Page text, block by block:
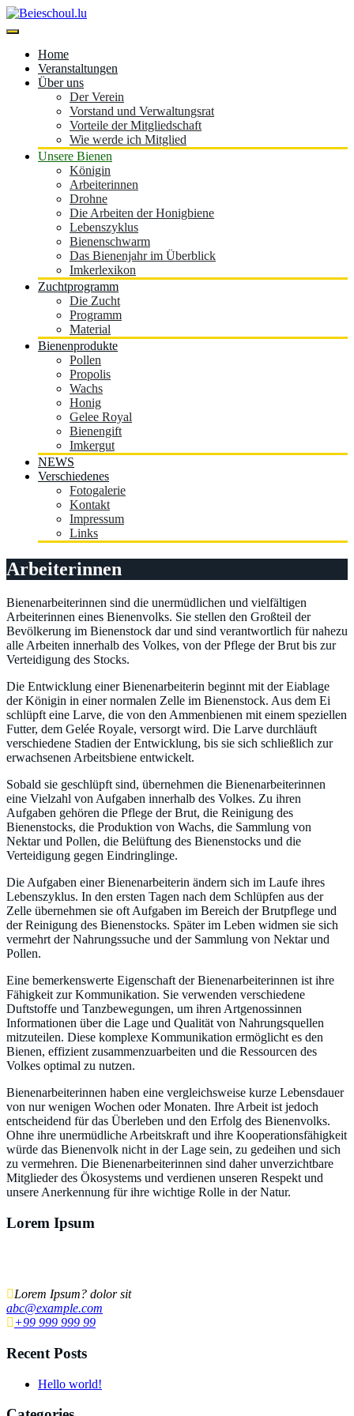
Skip
to
Beieschoul.lu
Home
Veranstaltungen
Über uns
Der Verein
Vorstand und Verwaltungsrat
Vorteile der Mitgliedschaft
Wie werde ich Mitglied
Unsere Bienen
Königin
Arbeiterinnen
Drohne
Die Arbeiten der Honigbiene
Lebenszyklus
Bienenschwarm
Das Bienenjahr im Überblick
Imkerlexikon
Zuchtprogramm
Die Zucht
Programm
Material
Bienenprodukte
Pollen
Propolis
Wachs
Honig
Gelee Royal
Bienengift
Imkergut
NEWS
Verschiedenes
Fotogalerie
Kontakt
Impressum
Links
Arbeiterinnen
Bienenarbeiterinnen sind die unermüdlichen und vielfältigen
Arbeiterinnen eines Bienenvolks. Sie stellen den Großteil der
Bevölkerung im Bienenstock dar und sind verantwortlich für nahezu
alle Arbeiten innerhalb des Volkes, von der Pflege der Brut bis zur
Verteidigung des Stocks.
Die Entwicklung einer Bienenarbeiterin beginnt mit der Eiablage
der Königin in einer normalen Zelle im Bienenstock. Aus dem Ei
schlüpft eine Larve, die von den Ammenbienen mit einem speziellen
Futter, dem Gelée Royale, versorgt wird. Die Larve durchläuft
verschiedene Stadien der Entwicklung, bis sie sich schließlich zur
erwachsenen Arbeitsbiene entwickelt.
Sobald sie geschlüpft sind, übernehmen die Bienenarbeiterinnen
eine Vielzahl von Aufgaben innerhalb des Volkes. Zu ihren
Aufgaben gehören die Pflege der Brut, die Reinigung des
Bienenstocks, die Produktion von Wachs, die Sammlung von
Nektar und Pollen, die Belüftung des Bienenstocks und die
Verteidigung gegen Eindringlinge.
Die Aufgaben einer Bienenarbeiterin ändern sich im Laufe ihres
Lebenszyklus. In den ersten Tagen nach dem Schlüpfen aus der
Zelle übernehmen sie oft Aufgaben im Bereich der Brutpflege und
der Reinigung des Bienenstocks. Später im Leben widmen sie sich
vermehrt der Nahrungssuche und der Sammlung von Nektar und
Pollen.
Eine bemerkenswerte Eigenschaft der Bienenarbeiterinnen ist ihre
Fähigkeit zur Kommunikation. Sie verwenden verschiedene
Duftstoffe und Tanzbewegungen, um ihren Artgenossinnen
Informationen über die Lage und Qualität von Nahrungsquellen
mitzuteilen. Diese komplexe Kommunikation ermöglicht es den
Bienen, effizient zusammenzuarbeiten und die Ressourcen des
Volkes optimal zu nutzen.
Bienenarbeiterinnen haben eine vergleichsweise kurze Lebensdauer
von nur wenigen Wochen oder Monaten. Ihre Arbeit ist jedoch
entscheidend für das Überleben und den Erfolg des Bienenvolks.
Ohne ihre unermüdliche Arbeitskraft und ihre Kooperationsfähigkeit
würde das Bienenvolk nicht in der Lage sein, zu gedeihen und sich
zu vermehren. Die Bienenarbeiterinnen sind daher unverzichtbare
Mitglieder des Ökosystems und verdienen unseren Respekt und
unsere Anerkennung für ihre wichtige Rolle in der Natur.
Lorem Ipsum
Lorem Ipsum? dolor sit
abc@example.com
+99 999 999 99
Recent Posts
Hello world!